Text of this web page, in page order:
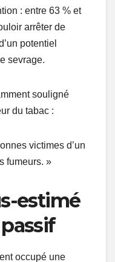
: entre 63 % et
arrêter de
potentiel
sevrage.
souligné
du tabac :
victimes d’un
fumeurs. »
estimé
occupé une